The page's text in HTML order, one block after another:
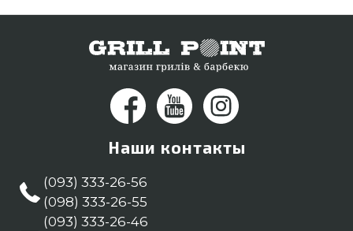
регионах: Запорожье, Белая Церковь, Чернигов
Наши контакты
(093) 333-26-56
(098) 333-26-55
(093) 333-26-46